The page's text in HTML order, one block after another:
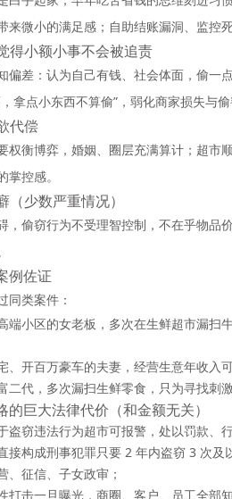
来微小的满足感；自助结账漏洞、监控
得小额小事不会被追责
偏差：认为自己有钱、社会体面，偷一
拿点小东西不算偷”，弱化商家损失与偷
代偿
权衡博弈，婚姻、圈层充满算计；超市
控感。
（少数严重情况）
，偷窃行为不受理智控制，不在乎物品
例佐证
同类案件：
端小区的女老板，多次在生鲜超市漏扫
、开百万豪车的夫妻，经营生意年收入
二代，多次漏扫生鲜零食，只为寻找刺
的巨大法律代价（和金额无关）
盗窃违法行为超市可报警，处以罚款、
接构成刑事犯罪只要 2 年内盗窃 3 次及
、征信、子女政审；
打击一旦曝光，商圈、客户、员工全部